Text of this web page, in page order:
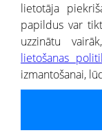
® CREDITREFORM
SIA
Portāla ietvaros
lietotāja
papildus var
uzzinātu
lietošanas
izmantošanai,